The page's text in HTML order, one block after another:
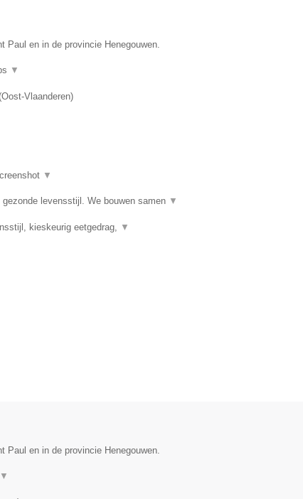
Paul en in de provincie Henegouwen.
▼
Oost-Vlaanderen)
▼
levensstijl. We bouwen samen ▼
kieskeurig eetgedrag, ▼
Paul en in de provincie Henegouwen.
▼